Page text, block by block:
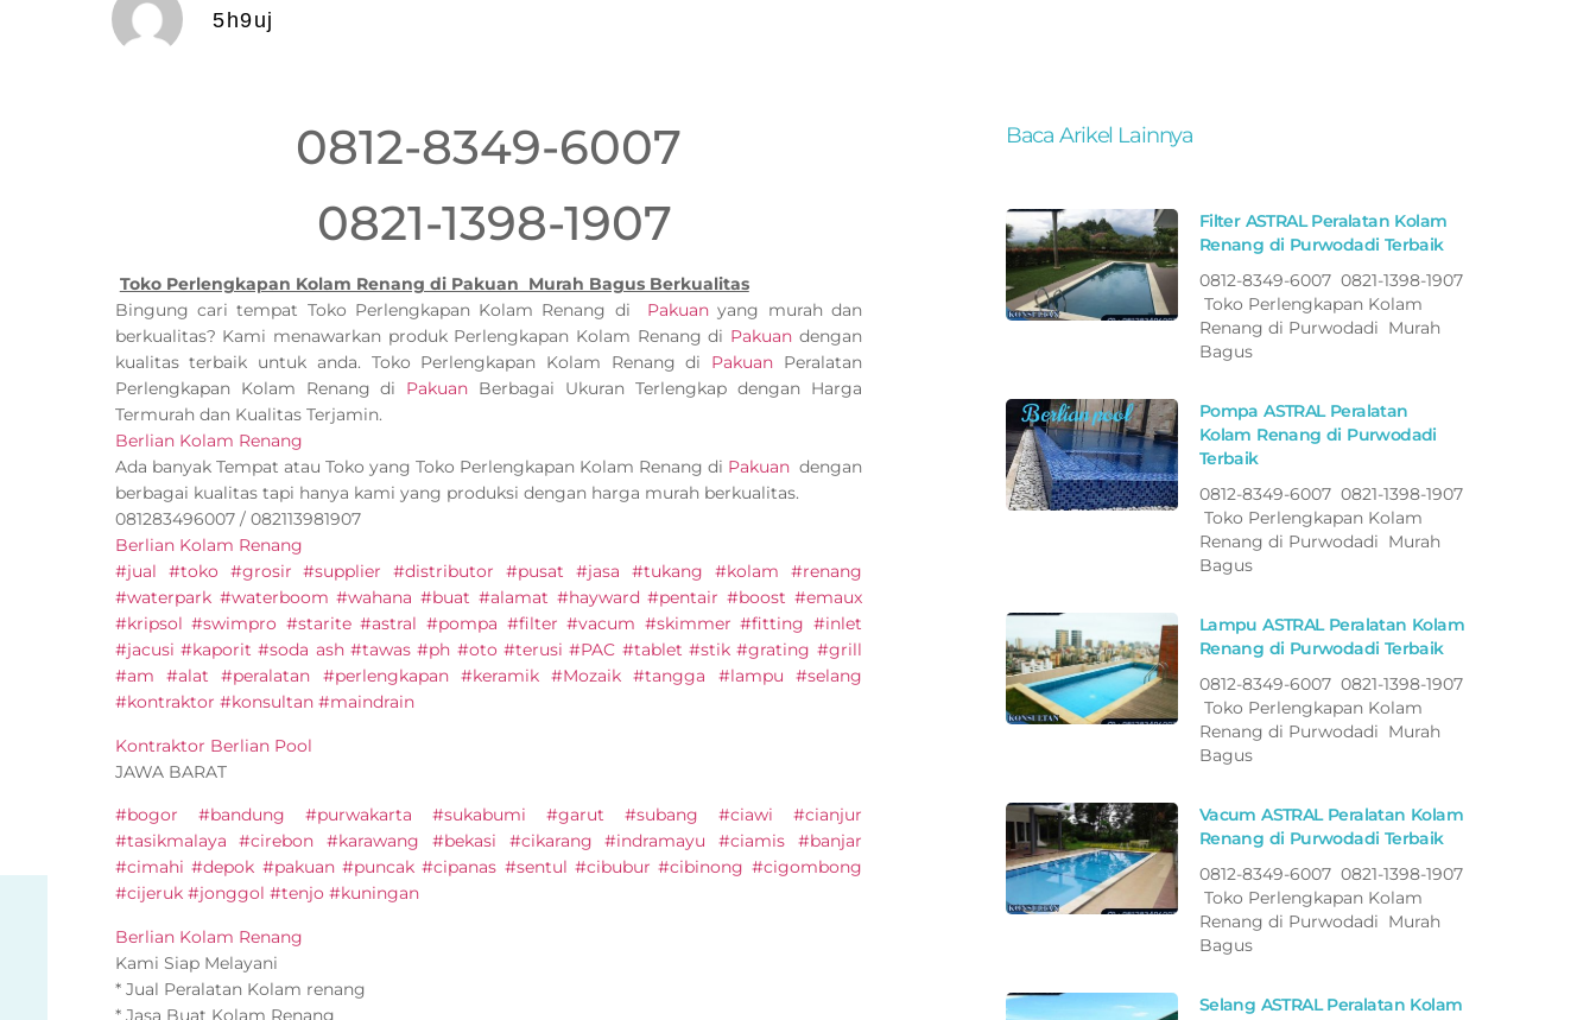
5h9uj
0812-8349-6007
0821-1398-1907
Toko Perlengkapan Kolam Renang di Pakuan Murah Bagus Berkualitas
Bingung cari tempat Toko Perlengkapan Kolam Renang di Pakuanyang murah dan
berkualitas? Kami menawarkan produk Perlengkapan Kolam Renang di Pakuan dengan
kualitas terbaik untuk anda. Toko Perlengkapan Kolam Renang di Pakuan Peralatan
Perlengkapan Kolam Renang di Pakuan Berbagai Ukuran Terlengkap dengan Harga
Termurah dan Kualitas Terjamin.
Berlian Kolam Renang
Ada banyak Tempat atau Toko yang Toko Perlengkapan Kolam Renang di Pakuan dengan
berbagai kualitas tapi hanya kami yang produksi dengan harga murah berkualitas.
081283496007 / 082113981907
Berlian Kolam Renang
#jual #toko #grosir #supplier #distributor #pusat #jasa #tukang #kolam #renang
#waterpark #waterboom #wahana #buat #alamat #hayward #pentair #boost #emaux
#kripsol #swimpro #starite #astral #pompa #filter #vacum #skimmer #fitting #inlet
#jacusi #kaporit #soda ash #tawas #ph #oto #terusi #PAC #tablet #stik #grating #grill
#am #alat #peralatan #perlengkapan #keramik #Mozaik #tangga #lampu #selang
#kontraktor #konsultan #maindrain
Kontraktor Berlian Pool
JAWA BARAT
#bogor #bandung #purwakarta #sukabumi #garut #subang #ciawi #cianjur
#tasikmalaya #cirebon #karawang #bekasi #cikarang #indramayu #ciamis #banjar
#cimahi #depok #pakuan #puncak #cipanas #sentul #cibubur #cibinong #cigombong
#cijeruk #jonggol #tenjo #kuningan
Berlian Kolam Renang
Kami Siap Melayani
* Jual Peralatan Kolam renang
* Jasa Buat Kolam Renang
Baca Arikel Lainnya
Filter ASTRAL Peralatan Kolam
Renang di Purwodadi Terbaik
0812-8349-6007 0821-1398-1907
Toko Perlengkapan Kolam
Renang di Purwodadi Murah
Bagus
Pompa ASTRAL Peralatan
Kolam Renang di Purwodadi
Terbaik
0812-8349-6007 0821-1398-1907
Toko Perlengkapan Kolam
Renang di Purwodadi Murah
Bagus
Lampu ASTRAL Peralatan Kolam
Renang di Purwodadi Terbaik
0812-8349-6007 0821-1398-1907
Toko Perlengkapan Kolam
Renang di Purwodadi Murah
Bagus
Vacum ASTRAL Peralatan Kolam
Renang di Purwodadi Terbaik
0812-8349-6007 0821-1398-1907
Toko Perlengkapan Kolam
Renang di Purwodadi Murah
Bagus
Selang ASTRAL Peralatan Kolam